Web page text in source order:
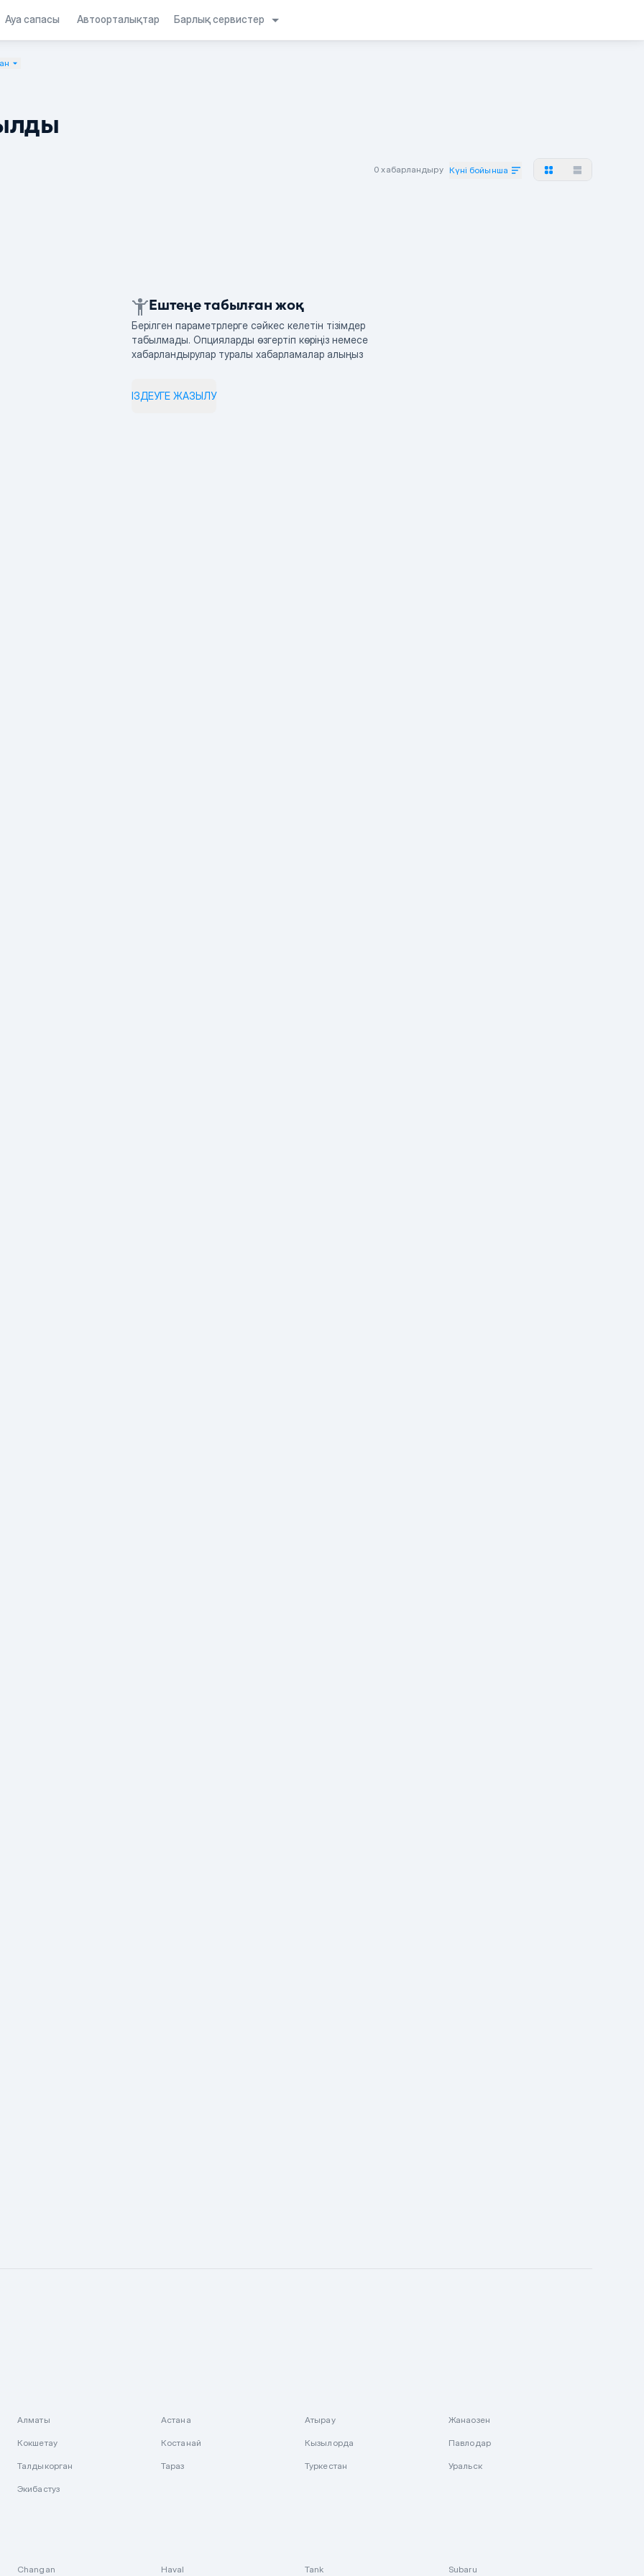
Ауа сапасы Автоорталықтар Барлық сервистер
0 хабарландыру Күні бойынша
Ештеңе табылған жоқ
Берілген параметрлерге сәйкес келетін тізімдер
табылмады. Опцияларды өзгертіп көріңіз немесе
хабарландырулар туралы хабарламалар алыңыз
ІЗДЕУГЕ ЖАЗЫЛУ
Алматы Астана Атырау Жанаозен
Кокшетау Костанай Кызылорда Павлодар
Талдыкорган Тараз Туркестан Уральск
Экибастуз
Changan Haval Tank Subaru